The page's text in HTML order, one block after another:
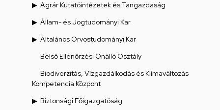
Agrár Kutatóintézetek és Tangazdaság
Állam- és Jogtudományi Kar
Általános Orvostudományi Kar
Belső Ellenőrzési Önálló Osztály
Biodiverzitás, Vízgazdálkodás és Klímaváltozás
Kompetencia Központ
Biztonsági Főigazgatóság